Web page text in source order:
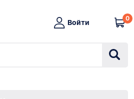
Войти
0